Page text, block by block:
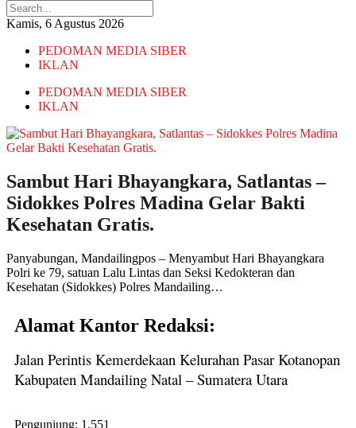
Kamis, 6 Agustus 2026
PEDOMAN MEDIA SIBER
IKLAN
PEDOMAN MEDIA SIBER
IKLAN
Sambut Hari Bhayangkara, Satlantas –
Sidokkes Polres Madina Gelar Bakti
Kesehatan Gratis.
Panyabungan, Mandailingpos – Menyambut Hari Bhayangkara
Polri ke 79, satuan Lalu Lintas dan Seksi Kedokteran dan
Kesehatan (Sidokkes) Polres Mandailing…
Alamat Kantor Redaksi:
Jalan Perintis Kemerdekaan Kelurahan Pasar Kotanopan
Kabupaten Mandailing Natal – Sumatera Utara
Pengunjung: 1,551